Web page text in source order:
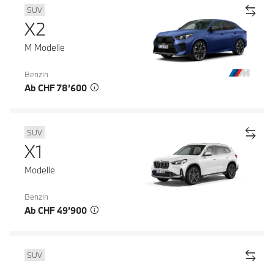
SUV
X2
M Modelle
Benzin
Ab CHF 78’600
SUV
X1
Modelle
Benzin
Ab CHF 49’900
SUV